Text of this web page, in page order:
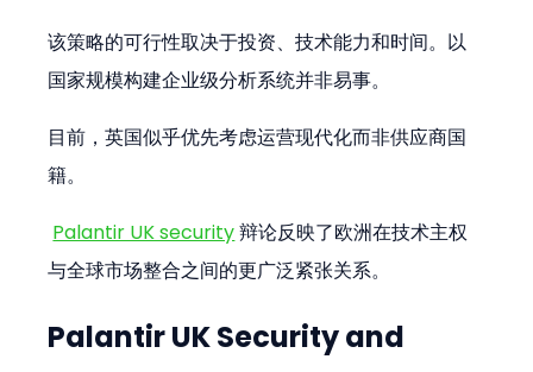
该策略的可行性取决于投资、技术能力和时间。以
国家规模构建企业级分析系统并非易事。
目前，英国似乎优先考虑运营现代化而非供应商国
籍。
Palantir UK security 辩论反映了欧洲在技术主权
与全球市场整合之间的更广泛紧张关系。
Palantir UK Security and